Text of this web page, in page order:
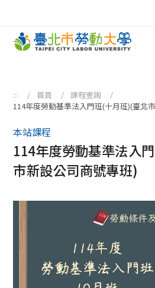
::: 首頁
課程查詢
114年度勞動基準法入門班(十月班)(臺北
本站課程
114年度勞動基準法入
市新設公司商號專班)